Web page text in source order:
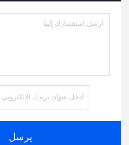
يرسل